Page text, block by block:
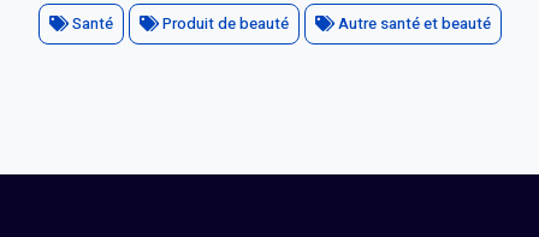
Santé Produit de beauté Autre santé et beauté